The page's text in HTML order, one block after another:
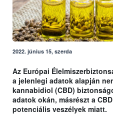
2022. június 15, szerda
Az Európai
a jelenlegi adatok alapján
kannabidiol (CBD)
adatok okán, másrészt a
potenciális veszélyek miatt.